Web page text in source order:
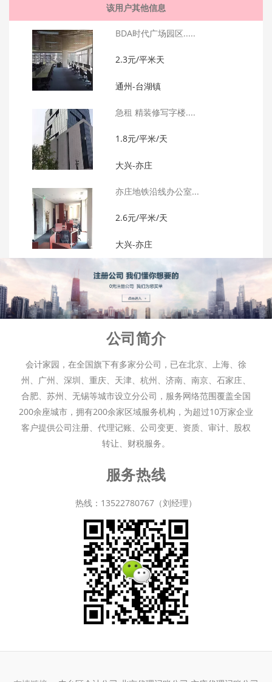
该用户其他信息
BDA时代广场园区.....
2.3元/平米天
通州-台湖镇
急租 精装修写字楼....
1.8元/平米/天
大兴-亦庄
亦庄地铁沿线办公室...
2.6元/平米/天
大兴-亦庄
公司简介
会计家园，在全国旗下有多家分公司，已在北京、上海、徐
州、广州、深圳、重庆、天津、杭州、济南、南京、石家庄、
合肥、苏州、无锡等城市设立分公司，服务网络范围覆盖全国
200余座城市，拥有200余家区域服务机构，为超过10万家企业
客户提供公司注册、代理记账、公司变更、资质、审计、股权
转让、财税服务。
服务热线
热线：13522780767（刘经理）